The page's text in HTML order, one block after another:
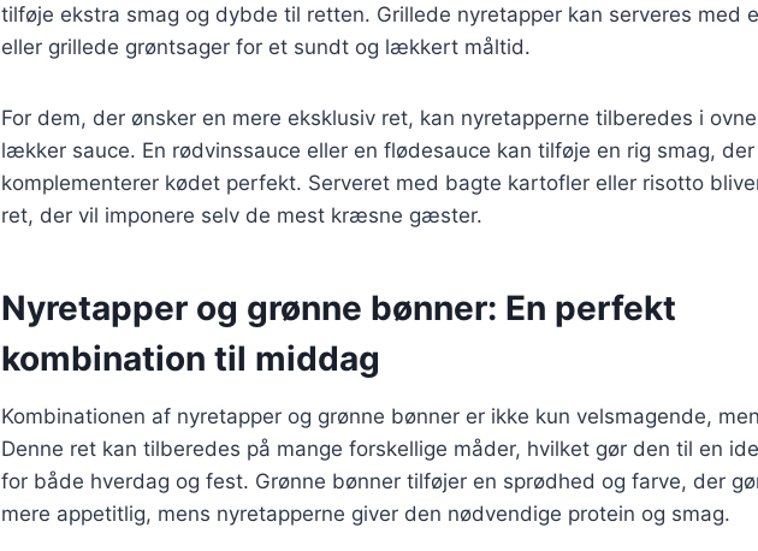
tilføje ekstra smag og dybde til retten. Grillede nyretapper kan serveres med
eller grillede grøntsager for et sundt og lækkert måltid.
For dem, der ønsker en mere eksklusiv ret, kan nyretapperne tilberedes i
lækker sauce. En rødvinssauce eller en flødesauce kan tilføje en rig smag, der
komplementerer kødet perfekt. Serveret med bagte kartofler eller risotto
ret, der vil imponere selv de mest kræsne gæster.
Nyretapper og grønne bønner: En perfekt
kombination til middag
Kombinationen af nyretapper og grønne bønner er ikke kun velsmagende,
Denne ret kan tilberedes på mange forskellige måder, hvilket gør den til en
for både hverdag og fest. Grønne bønner tilføjer en sprødhed og farve, der
mere appetitlig, mens nyretapperne giver den nødvendige protein og smag.